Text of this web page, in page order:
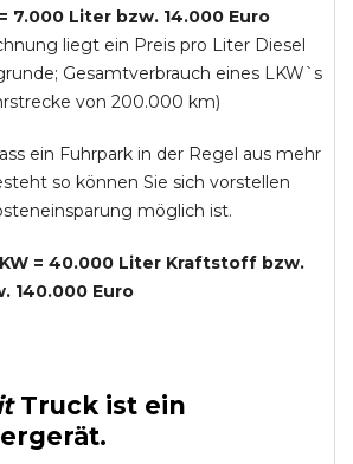
7.000 Liter bzw. 14.000 Euro
liegt ein Preis pro Liter Diesel
Gesamtverbrauch eines LKW`s
von 200.000 km)
ein Fuhrpark in der Regel aus mehr
so können Sie sich vorstellen
möglich ist.
= 40.000 Liter Kraftstoff bzw.
140.000 Euro
Truckist ein